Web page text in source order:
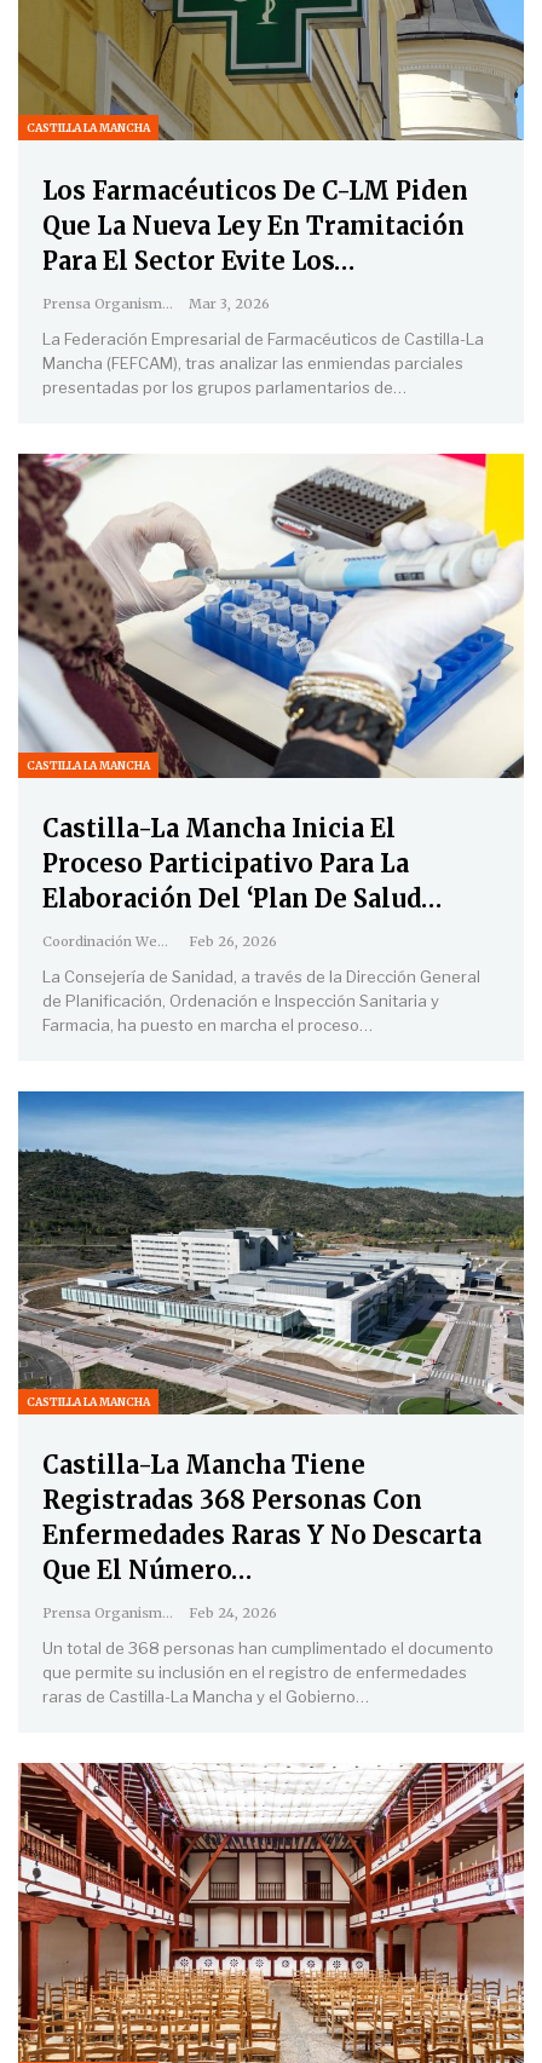
CASTILLA LA MANCHA
Los Farmacéuticos De C-LM Piden
Que La Nueva Ley En Tramitación
Para El Sector Evite Los…
Prensa Organismos Mar 3, 2026
La Federación Empresarial de Farmacéuticos de Castilla-La
Mancha (FEFCAM), tras analizar las enmiendas parciales
presentadas por los grupos parlamentarios de…
CASTILLA LA MANCHA
Castilla-La Mancha Inicia El
Proceso Participativo Para La
Elaboración Del ‘Plan De Salud…
Coordinación Web Feb 26, 2026
La Consejería de Sanidad, a través de la Dirección General
de Planificación, Ordenación e Inspección Sanitaria y
Farmacia, ha puesto en marcha el proceso
CASTILLA LA MANCHA
Castilla-La Mancha Tiene
Registradas 368 Personas Con
Enfermedades Raras Y No Descarta
Que El Número…
Prensa Organismos Feb 24, 2026
Un total de 368 personas han cumplimentado el documento
que permite su inclusión en el registro de enfermedades
raras de Castilla-La Mancha y el Gobierno…